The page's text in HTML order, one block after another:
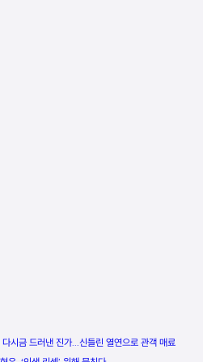
다시금 드러낸 진가...신들린 열연으로 관객 매료